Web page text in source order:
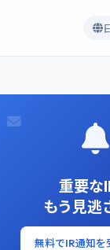
重要な
もう見逃
無料でIR通知を